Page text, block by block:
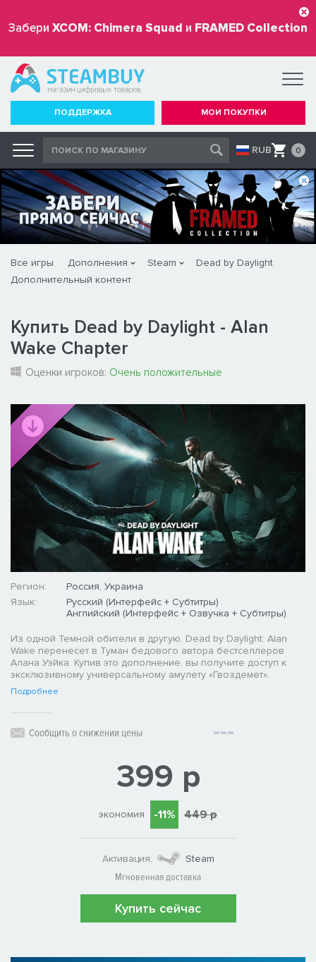
Забери XCOM: Chimera Squad и FRAMED Collection
бесплатно
ПОДДЕРЖКА МОИ ПОКУПКИ
RUB 0
Все игры Дополнения Steam
Dead by Daylight
Дополнительный контент
Купить Dead by Daylight - Alan
Wake Chapter
Оценки игроков: Очень положительные
Регион:
Россия, Украина
Язык:
Русский (Интерфейс + Субтитры)
Английский (Интерфейс + Озвучка + Субтитры)
Из одной Темной обители в другую. Dead by Daylight: Alan
Wake перенесет в Туман бедового автора бестселлеров
Алана Уэйка. Купив это дополнение, вы получите доступ к
эксклюзивному универсальному амулету «Гвоздемет».
Подробнее
Сообщить о снижении цены
399 р
экономия -11% 449 р
Активация:
Steam
Мгновенная доставка
Купить сейчас